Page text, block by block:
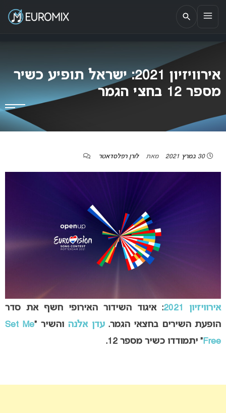
EUROMIX
אתר הבית של האירוויזיון בישראל
אירוויזיון 2021: ישראל תופיע כשיר
מספר 12 בחצי הגמר
30 במרץ 2021 מאת לורן רפלסדאטר
אירוויזיון 2021
: איגוד השידור האירופי חשף את סדר
הופעת השירים בחצאי הגמר.עדן אלנה והשיר “Set Me
Free” יתמודדו כשיר מספר 12.